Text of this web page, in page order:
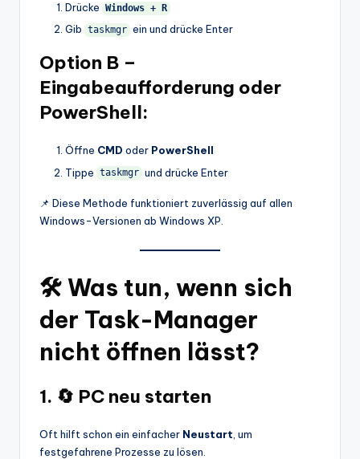
Drücke Windows + R
Gib taskmgr ein und drücke Enter
Option B –
Eingabeaufforderung oder
PowerShell:
Öffne CMD oder PowerShell
Tippe taskmgr und drücke Enter
📌 Diese Methode funktioniert zuverlässig auf allen
Windows-Versionen ab Windows XP.
🛠️ Was tun, wenn sich
der Task-Manager
nicht öffnen lässt?
1. 🔄 PC neu starten
Oft hilft schon ein einfacher Neustart , um
festgefahrene Prozesse zu lösen.